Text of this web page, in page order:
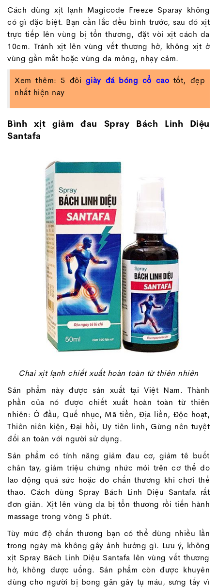
Cách dùng xịt lạnh Magicode Freeze Sparay không
có gì đặc biệt. Bạn cần lắc đều bình trước, sau đó xịt
trực tiếp lên vùng bị tổn thương, đặt vòi xịt cách da
10cm. Tránh xịt lên vùng vết thương hở, không xịt ở
vùng gần mắt hoặc vùng da mỏng, nhạy cảm.
Xem thêm: 5 đôi giày đá bóng cổ cao tốt, đẹp
nhất hiện nay
Bình xịt giảm đau Spray Bách Linh Diệu
Santafa
Chai xịt lạnh chiết xuất hoàn toàn từ thiên nhiên
Sản phẩm này được sản xuất tại Việt Nam. Thành
phần của nó được chiết xuất hoàn toàn từ thiên
nhiên: Ô đầu, Quế nhục, Mã tiền, Địa liền, Độc hoạt,
Thiên niên kiện, Đại hồi, Uy tiên linh, Gừng nên tuyệt
đối an toàn với người sử dụng.
Sản phẩm có tính năng giảm đau cơ, giảm tê buốt
chân tay, giảm triệu chứng nhức mỏi trên cơ thể do
lao động quá sức hoặc do chấn thương khi chơi thể
thao. Cách dùng Spray Bách Linh Diệu Santafa rất
đơn giản. Xịt lên vùng da bị tổn thương rồi tiến hành
massage trong vòng 5 phút.
Tùy mức độ chấn thương bạn có thể dùng nhiều lần
trong ngày mà không gây ảnh hưởng gì. Lưu ý, không
xịt Spray Bách Linh Diệu Santafa lên vùng vết thương
hở, không được uống. Sản phẩm còn được khuyên
dùng cho người bị bong gân gây tụ máu, sưng tấy vì